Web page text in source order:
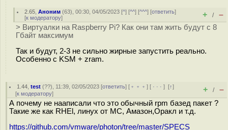
2.65 ,Аноним (63), 00:30, 04/05/2023 [^] [^^] [^^^] [ответить]
[к модератору] + / –
> Виртуалки на Raspberry Pi? Как они там жить будут с 8
Гбайт максимум
Так и будут, 2-3 не сильно жирные запустить реально.
Особенно с KSM + zram.
1.44 ,test (??), 11:39, 02/05/2023 [ответить] [ ﹢﹢﹢] [ · · ·][↑]
[к модератору] + / –
А почему не нааписали что это обычный rpm базед пакет ?
Такие же как RHEl, линух от МС, Амазон,Оракл и т.д.
https://github.com/vmware/photon/tree/master/SPECS